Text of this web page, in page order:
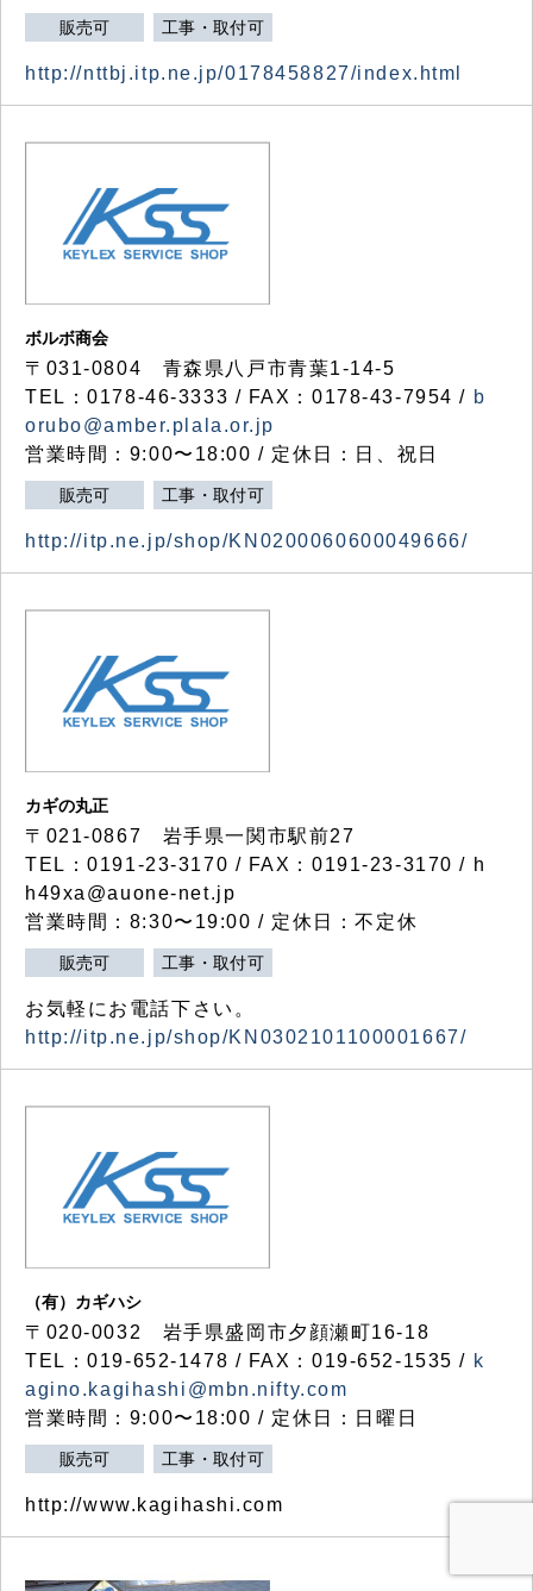
販売可 工事・取付可
http://nttbj.itp.ne.jp/0178458827/index.html
ボルボ商会
〒031-0804 青森県八戸市青葉1-14-5
TEL：0178-46-3333 / FAX：0178-43-7954 / b
orubo@amber.plala.or.jp
営業時間：9:00〜18:00 / 定休日：日、祝日
販売可 工事・取付可
http://itp.ne.jp/shop/KN0200060600049666/
カギの丸正
〒021-0867 岩手県一関市駅前27
TEL：0191-23-3170 / FAX：0191-23-3170 / h
h49xa@auone-net.jp
営業時間：8:30〜19:00 / 定休日：不定休
販売可 工事・取付可
お気軽にお電話下さい。
http://itp.ne.jp/shop/KN0302101100001667/
（有）カギハシ
〒020-0032 岩手県盛岡市夕顔瀬町16-18
TEL：019-652-1478 / FAX：019-652-1535 / k
agino.kagihashi@mbn.nifty.com
営業時間：9:00〜18:00 / 定休日：日曜日
販売可 工事・取付可
http://www.kagihashi.com